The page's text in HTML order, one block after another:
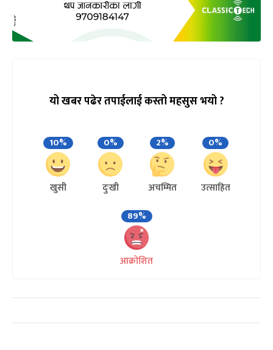
यो खबर पढेर तपाईलाई कस्तो महसुस भयो ?
10%
खुसी
0%
दुःखी
2%
अचम्मित
0%
उत्साहित
89%
आक्रोशित